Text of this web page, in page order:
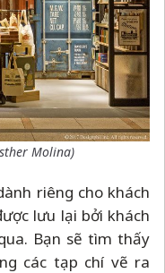
Molina)
riêng cho khách
lưu lại bởi khách
Bạn sẽ tìm thấy
các tạp chí vẽ ra